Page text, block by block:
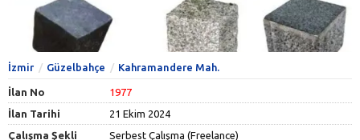
İzmir Güzelbahçe Kahramandere Mah.
İlan No
1977
İlan Tarihi
21 Ekim 2024
Çalışma Şekli
Serbest Çalışma (Freelance)